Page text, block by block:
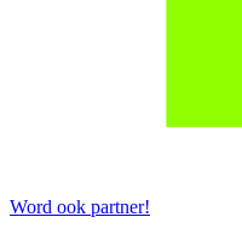
Word ook partner!